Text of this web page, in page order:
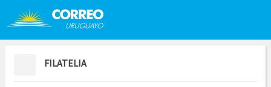
Saltar al contenido
FILATELIA